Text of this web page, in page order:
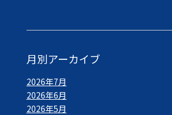
月別アーカイブ
2026年7月
2026年6月
2026年5月